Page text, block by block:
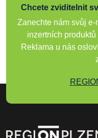
Chcete zviditelnit
Zanechte nám svůj
inzertních
Reklama u nás